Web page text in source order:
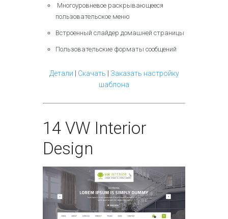
Многоуровневое раскрывающееся
пользовательское меню
Встроенный слайдер домашней страницы
Пользовательские форматы сообщений
Детали Скачать
Заказать настройку
шаблона
14 VW Interior
Design